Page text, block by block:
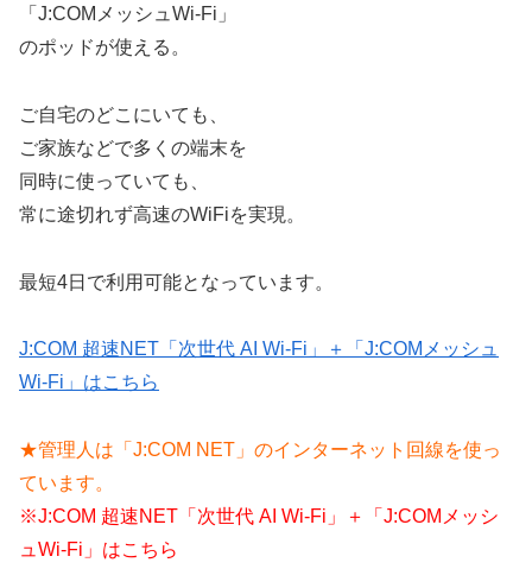
「J:COMメッシュWi-Fi」
のポッドが使える。
ご自宅のどこにいても、
ご家族などで多くの端末を
同時に使っていても、
常に途切れず高速のWiFiを実現。
最短4日で利用可能となっています。
J:COM 超速NET「次世代 AI Wi-Fi」＋「J:COMメッシュ
Wi-Fi」はこちら
★管理人は「J:COM NET」のインターネット回線を使っ
ています。
※J:COM 超速NET「次世代 AI Wi-Fi」＋「J:COMメッシ
ュWi-Fi」はこちら